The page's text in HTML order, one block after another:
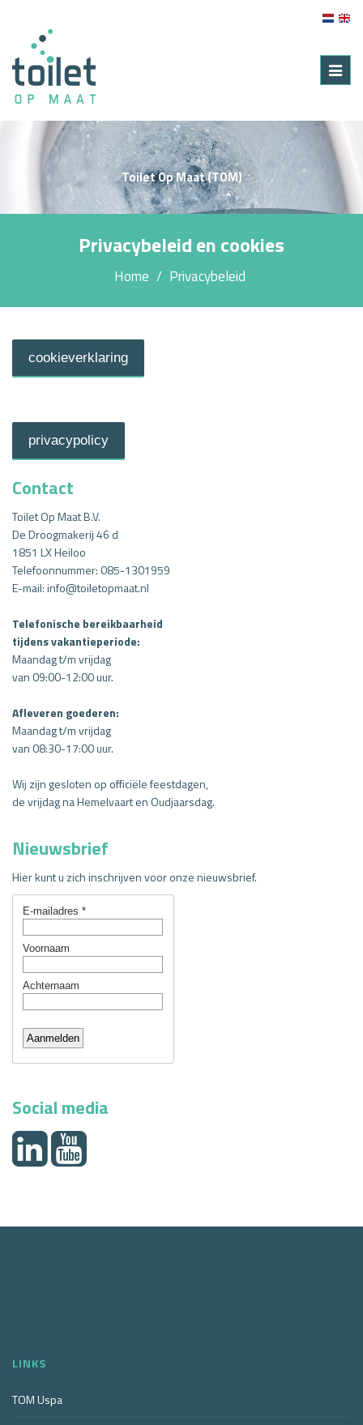
Toilet Op Maat (TOM)
Privacybeleid en cookies
Home Privacybeleid
cookieverklaring
privacypolicy
Contact
Toilet Op Maat B.V.
De Droogmakerij 46 d
1851 LX Heiloo
Telefoonnummer: 085-1301959
E-mail:info@toiletopmaat.nl
Telefonische bereikbaarheid
tijdens vakantieperiode:
Maandag t/m vrijdag
van 09:00-12:00 uur.
Afleveren goederen:
Maandag t/m vrijdag
van 08:30-17:00 uur.
Wij zijn gesloten op officiële feestdagen,
de vrijdag na Hemelvaart en Oudjaarsdag.
Nieuwsbrief
Hier kunt u zich inschrijven voor onze nieuwsbrief.
Social media
LINKS
TOM Uspa